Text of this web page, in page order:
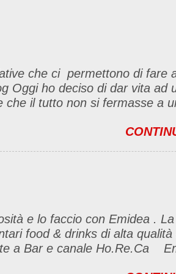
che ci permettono di fare
Oggi ho deciso di dar vita ad
che il tutto non si fermasse a
il tempo bene, altrimenti
2013/08/il-mio-primo-
di tre blog della lista e
iniziativa sul vs blog (se
aspetto numerose/i ....
e lo faccio con Emidea .
food & drinks di alta
a Bar e canale Ho.Re.Ca